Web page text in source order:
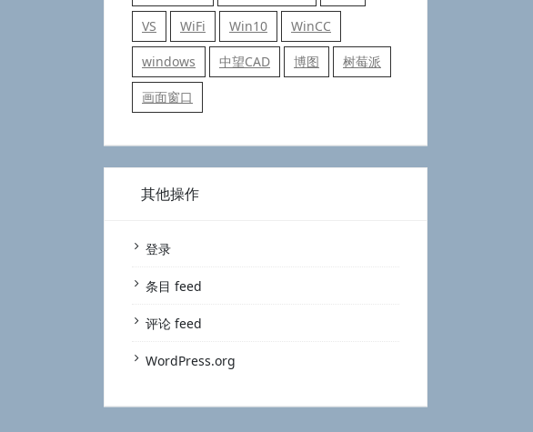
VS WiFi Win10 WinCC
windows 中望CAD 博图 树莓派
画面窗口
其他操作
登录
条目 feed
评论 feed
WordPress.org